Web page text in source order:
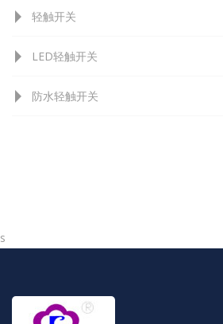
轻触开关
LED轻触开关
防水轻触开关
s